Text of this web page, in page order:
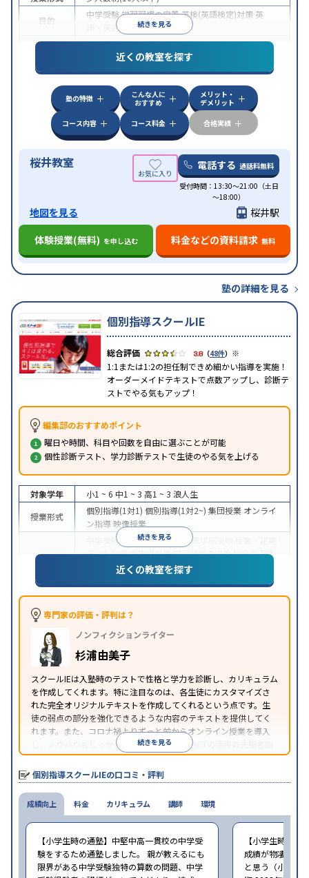
続きを見る
目的
中学受験学習習慣の定着英検(英語検定)対策 英
語・英会話特化対策
特徴
季節講習のみの受講可
近くの教室を探す
塾の特徴
こんな人に
おすすめ
メリット・
デメリット
コース内容
コース料金 合格実績
桜井教室 電話する 通話料無料
受付時間：13:30～21:00（土日
～18:00）
地図を見る
桜井駅
体験授業(無料) を申し込む 料金などの資料請求 無料
塾の詳細を見る
個別指導スクールIE
3.8（48件） ※
1:1または1:2の担任制できめ細かい指導を実施！
オーダーメイドテキストで点数アップし、診断テ
ストでやる気もアップ！
編集部のおすすめポイント
曜日や時間、科目や回数を自由に選ぶことが可能
個性診断テスト、学力診断テストで生徒のやる気を上げる
続きを見る
対象学年 小1 ~ 6 中1 ~ 3 高1 ~ 3 浪人生
授業形式
個別指導(1対1) 個別指導(1対2~) 集団授業 オンライ
ン指導 映像授業
中学受験 高校受験大学受験 医学部受験
テスト対策内申点対策学習習慣の定着総合型選抜
(旧AO)対策 推薦入試対策学校別特化対策
中高一貫校生に対応
可能季節講習のみの受講可
※2023年3月調査。小学校高学年の個別指導塾アンケート調査方法
近くの教室を探す
専門家の評価・評判は？
ノンフィクションライター
杉浦由美子
スクールIEは入塾時のテストで性格と学力を診断し、カリキュラム
を作成してくれます。特に注目なのは、各生徒にカスタマイズさ
れた完全オリジナルテキストを作成してくれるという点です。生
徒の弱点の部分を強化できるような内容のテキストを提供してく
れます。また、コロナ禍よりずっと前からオンライン授業を導入
し、ノウハウもしっかりとしています。AIやICTの活用の先駆者的
な個別指導塾です。
続きを見る
個別指導スクールIEの口コミ・評判
成績向上
【小学生時の通塾】中堅中高一貫校の中学受
験をするため通塾しました。 親が教えるにも
限界がある中学受験独特の算数の問題、中学
【小学生時の通
成績が物凄く悪
と思う（小学6
料金 カリキュラム 講師 環境